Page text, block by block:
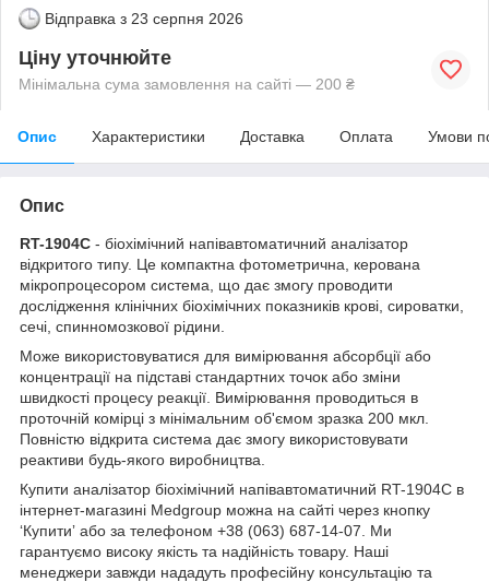
Відправка з 23 серпня 2026
Ціну уточнюйте
Мінімальна сума замовлення на сайті — 200 ₴
Опис Характеристики Доставка Оплата Умови
Опис
RT-1904C - біохімічний напівавтоматичний аналізатор
відкритого типу. Це компактна фотометрична, керована
мікропроцесором система, що дає змогу проводити
дослідження клінічних біохімічних показників крові, сироватки,
сечі, спинномозкової рідини.
Може використовуватися для вимірювання абсорбції або
концентрації на підставі стандартних точок або зміни
швидкості процесу реакції. Вимірювання проводиться в
проточній комірці з мінімальним об'ємом зразка 200 мкл.
Повністю відкрита система дає змогу використовувати
реактиви будь-якого виробництва.
Купити аналізатор біохімічний напівавтоматичний RT-1904C в
інтернет-магазині Medgroup можна на сайті через кнопку
‘Купитиʼ або за телефоном +38 (063) 687-14-07. Ми
гарантуємо високу якість та надійність товару. Наші
менеджери завжди нададуть професійну консультацію та